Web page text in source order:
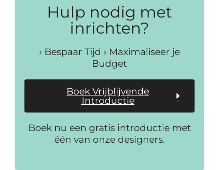
Hulp nodig met
inrichten?
› Bespaar Tijd › Maximaliseer je
Budget
Boek Vrijblijvende
Introductie
Boek nu een gratis introductie met
één van onze designers.